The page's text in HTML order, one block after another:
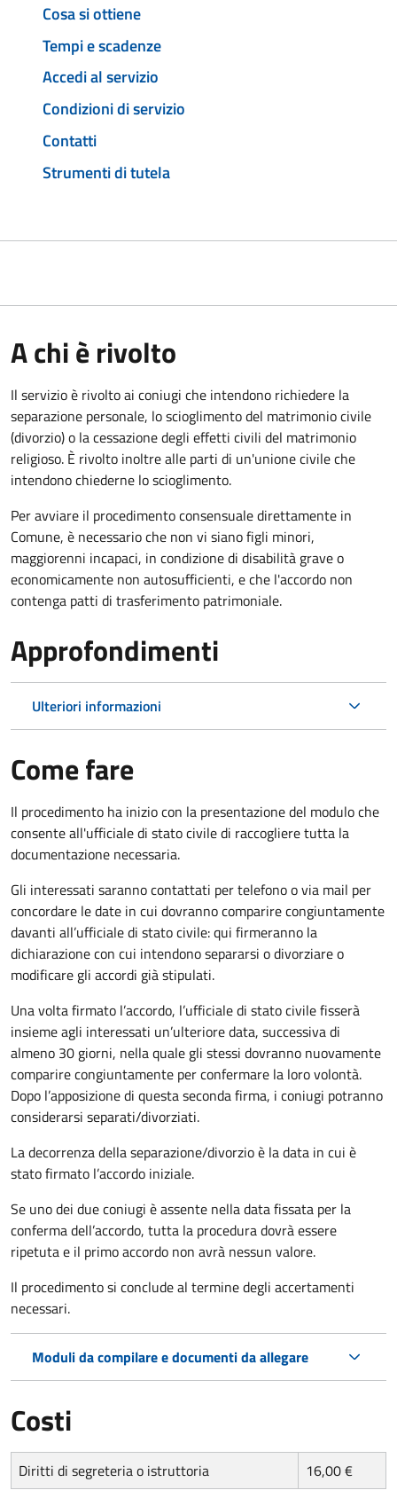
Cosa si ottiene
Tempi e scadenze
Accedi al servizio
Condizioni di servizio
Contatti
Strumenti di tutela
A chi è rivolto
Il servizio è rivolto ai coniugi che intendono richiedere la
separazione personale, lo scioglimento del matrimonio civile
(divorzio) o la cessazione degli effetti civili del matrimonio
religioso. È rivolto inoltre alle parti di un'unione civile che
intendono chiederne lo scioglimento.
Per avviare il procedimento consensuale direttamente in
Comune, è necessario che non vi siano figli minori,
maggiorenni incapaci, in condizione di disabilità grave o
economicamente non autosufficienti, e che l'accordo non
contenga patti di trasferimento patrimoniale.
Approfondimenti
Ulteriori informazioni
Come fare
Il procedimento ha inizio con la presentazione del modulo che
consente all'ufficiale di stato civile di raccogliere tutta la
documentazione necessaria.
Gli interessati saranno contattati per telefono o via mail per
concordare le date in cui dovranno comparire congiuntamente
davanti all’ufficiale di stato civile: qui firmeranno la
dichiarazione con cui intendono separarsi o divorziare o
modificare gli accordi già stipulati.
Una volta firmato l’accordo, l’ufficiale di stato civile fisserà
insieme agli interessati un’ulteriore data, successiva di
almeno 30 giorni, nella quale gli stessi dovranno nuovamente
comparire congiuntamente per confermare la loro volontà.
Dopo l’apposizione di questa seconda firma, i coniugi potranno
considerarsi separati/divorziati.
La decorrenza della separazione/divorzio è la data in cui è
stato firmato l’accordo iniziale.
Se uno dei due coniugi è assente nella data fissata per la
conferma dell’accordo, tutta la procedura dovrà essere
ripetuta e il primo accordo non avrà nessun valore.
Il procedimento si conclude al termine degli accertamenti
necessari.
Moduli da compilare e documenti da allegare
Costi
Diritti di segreteria o istruttoria 16,00 €